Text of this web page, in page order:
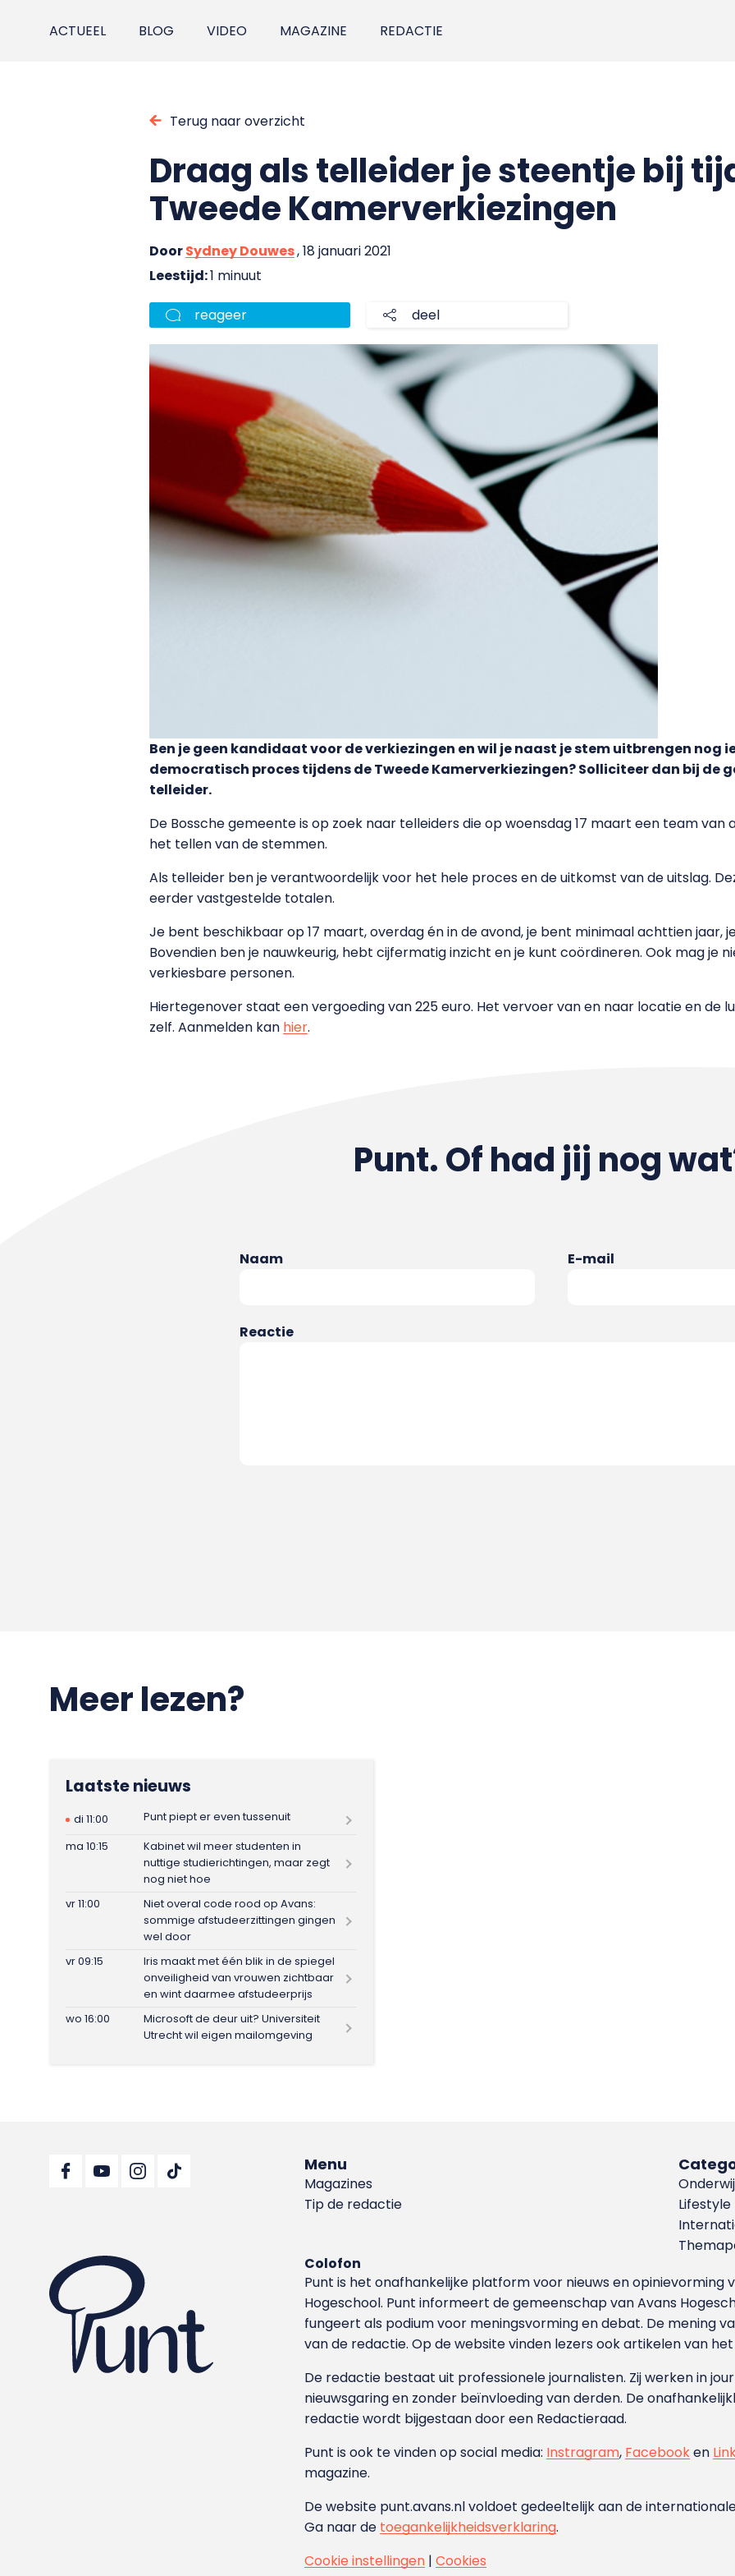
ACTUEEL BLOG VIDEO MAGAZINE REDACTIE
Terug naar overzicht
Draag als telleider je steentje bij
Tweede Kamerverkiezingen
DoorSydney Douwes, 18 januari 2021
Leestijd:1 minuut
reageer deel
Ben je geen kandidaat voor de verkiezingen en wil je naast je stem uitbrengen nog
democratisch proces tijdens de Tweede Kamerverkiezingen? Solliciteer dan bij de
telleider.
De Bossche gemeente is op zoek naar telleiders die op woensdag 17 maart een team
het tellen van de stemmen.
Als telleider ben je verantwoordelijk voor het hele proces en de uitkomst van de uitslag.
eerder vastgestelde totalen.
Je bent beschikbaar op 17 maart, overdag én in de avond, je bent minimaal achttien jaar,
Bovendien ben je nauwkeurig, hebt cijfermatig inzicht en je kunt coördineren. Ook mag je
verkiesbare personen.
Hiertegenover staat een vergoeding van 225 euro. Het vervoer van en naar locatie en de
zelf. Aanmelden kan hier.
Punt. Of had jij nog
Naam E-mail
Reactie
Meer lezen?
Laatste nieuws
di 11:00
Punt piept er even tussenuit
ma 10:15
Kabinet wil meer studenten in
nuttige studierichtingen, maar zegt
nog niet hoe
vr 11:00
Niet overal code rood op Avans:
sommige afstudeerzittingen gingen
wel door
vr 09:15
Iris maakt met één blik in de spiegel
onveiligheid van vrouwen zichtbaar
en wint daarmee afstudeerprijs
wo 16:00
Microsoft de deur uit? Universiteit
Utrecht wil eigen mailomgeving
Menu
Magazines
Tip de redactie
Lifestyle
Colofon
Punt is het onafhankelijke platform voor nieuws en
Hoge­school. Punt informeert de gemeenschap van Avans
fungeert als podium voor meningsvorming en debat. De mening
van de redactie. Op de website vinden lezers ook artikelen van
De redactie bestaat uit professionele journalisten. Zij werken in
nieuwsgaring en zonder beïnvloeding van derden. De
redactie wordt bijgestaan door een Redactieraad.
Punt is ook te vinden op social media: Instragram, Facebooken
magazine.
De website punt.avans.nl voldoet gedeeltelijk aan de
Ga naar de toegankelijkheidsverklaring.
Cookie instellingen |Cookies